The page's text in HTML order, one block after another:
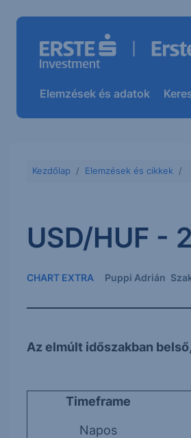
Elemzések és adatok
Kezdőlap Elemzések és cikkek
USD/HUF -
CHART EXTRA Puppi Adrián
Az elmúlt időszakban
Timeframe
Napos